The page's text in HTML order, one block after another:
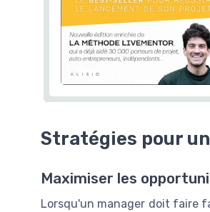
Stratégies pour
Maximiser les
Lorsqu'un manager doit faire